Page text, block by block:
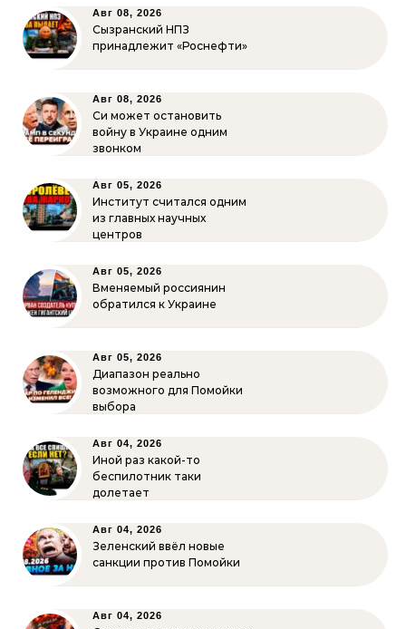
Авг 08, 2026
Сызранский НПЗ
принадлежит «Роснефти»
Авг 08, 2026
Си может остановить
войну в Украине одним
звонком
Авг 05, 2026
Институт считался одним
из главных научных
центров
Авг 05, 2026
Вменяемый россиянин
обратился к Украине
Авг 05, 2026
Диапазон реально
возможного для Помойки
выбора
Авг 04, 2026
Иной раз какой-то
беспилотник таки
долетает
Авг 04, 2026
Зеленский ввёл новые
санкции против Помойки
Авг 04, 2026